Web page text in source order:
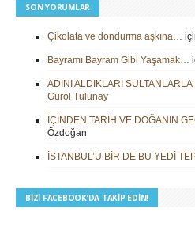
SON YORUMLAR
Çikolata ve dondurma aşkına…
Bayramı Bayram Gibi Yaşamak…
ADINI ALDIKLARI SULTANLARLA
Gürol Tulunay
İÇİNDEN TARİH VE DOĞANIN
Özdoğan
İSTANBUL’U BİR DE BU YEDİ
BIZI FACEBOOK’DA TAKIP EDIN!